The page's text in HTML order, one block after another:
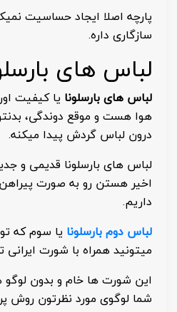
پارچه اصلا ایجاد حساسیت
سازگاری داره.
لباس های
لباس های بارسلونا یا کیفیت
هوا هست و موقع دوندگی،
درون لباس گردش پیدا میکنه.
لباس های بارسلونا قدیمی و
اخیر هستن رو به صورت
داریم.
لباس دوم بارسلونا یا سوم که
میتونید همراه با شورت ایرانی
این شورت ها خام و بدون
شما لوگوی مورد نظرتون روش